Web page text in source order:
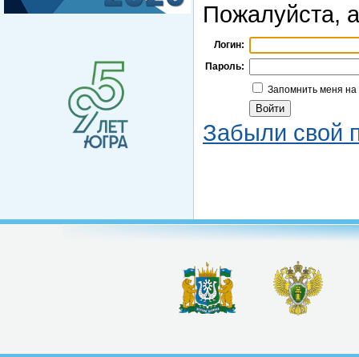
Пожалуйста,
Логин:
Пароль:
Запомнить меня
Забыли свой